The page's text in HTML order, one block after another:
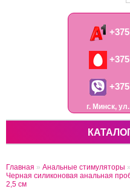
г. Минск,
Главная » Анальные стимуляторы »
Черная силиконовая анальная
2,5 см